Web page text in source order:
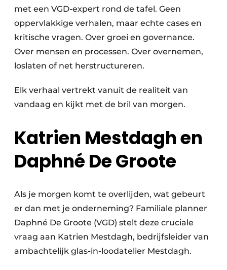
met een VGD-expert rond de tafel. Geen
oppervlakkige verhalen, maar echte cases en
kritische vragen. Over groei en governance.
Over mensen en processen. Over overnemen,
loslaten of net herstructureren.
Elk verhaal vertrekt vanuit de realiteit van
vandaag en kijkt met de bril van morgen.
Katrien Mestdagh en
Daphné De Groote
Als je morgen komt te overlijden, wat gebeurt
er dan met je onderneming? Familiale planner
Daphné De Groote (VGD) stelt deze cruciale
vraag aan Katrien Mestdagh, bedrijfsleider van
ambachtelijk glas-in-loodatelier Mestdagh.